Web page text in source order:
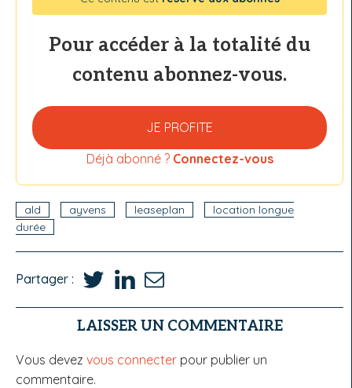
Pour accéder à la totalité du
contenu abonnez-vous.
JE PROFITE
Déjà abonné ? Connectez-vous
ald ayvens leaseplan
location longue
durée
Partager :
LAISSER UN COMMENTAIRE
Vous devez vous connecter pour publier un
commentaire.